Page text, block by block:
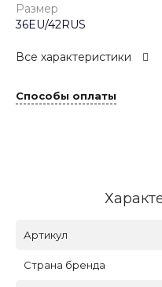
Размер
36EU/42RUS
Все характеристики
Способы оплаты
Артикул
Страна бренда